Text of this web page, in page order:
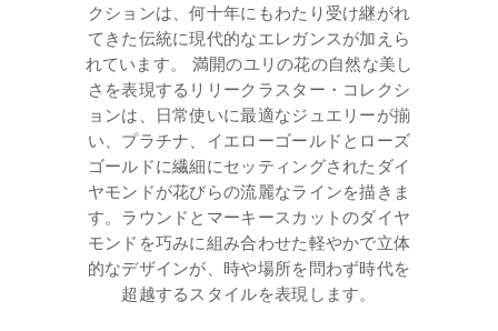
クションは、何十年にもわたり受け継がれ
てきた伝統に現代的なエレガンスが加えら
れています。 満開のユリの花の自然な美し
さを表現するリリークラスター・コレクシ
ョンは、日常使いに最適なジュエリーが揃
い、プラチナ、イエローゴールドとローズ
ゴールドに繊細にセッティングされたダイ
ヤモンドが花びらの流麗なラインを描きま
す。ラウンドとマーキースカットのダイヤ
モンドを巧みに組み合わせた軽やかで立体
的なデザインが、時や場所を問わず時代を
超越するスタイルを表現します。